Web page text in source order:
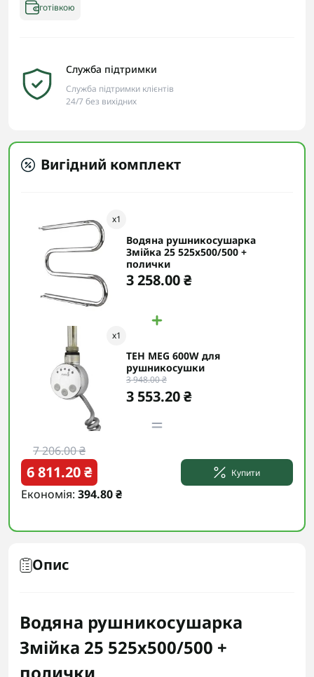
готівкою
Служба підтримки
Служба підтримки клієнтів
24/7 без вихідних
Вигідний комплект
x1
Водяна рушникосушарка
Змійка 25 525х500/500 +
полички
3 258.00 ₴
x1
ТЕН MEG 600W для
рушникосушки
3 948.00 ₴
3 553.20 ₴
7 206.00 ₴
6 811.20 ₴
Економія: 394.80 ₴
Купити
Опис
Водяна рушникосушарка
Змійка 25 525х500/500 +